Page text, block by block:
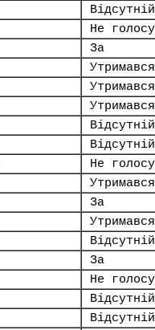
Відсутній
Не
За
Утримався
Утримався
Утримався
Відсутній
Відсутній
Не
Утримався
За
Утримався
Відсутній
За
Не
Відсутній
Відсутній